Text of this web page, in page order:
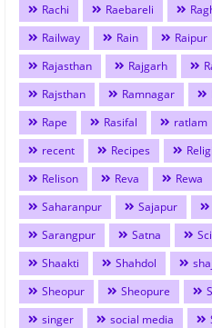
Rachi
Raebareli
Railway
Rain Raipur
Rajasthan
Rajgarh
Rajsthan
Ramnagar
Rape
Rasifal ratlam
recent
Recipes
Relison
Reva Rewa
Saharanpur
Sajapur
Sarangpur
Satna
Shaakti
Shahdol
Sheopur
Sheopure
singer
social media